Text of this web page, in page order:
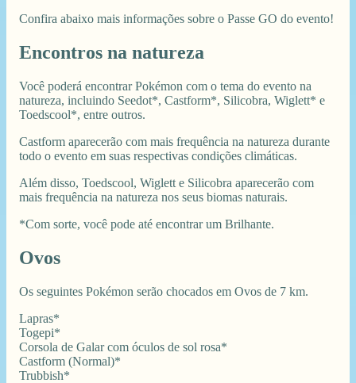
Confira abaixo mais informações sobre o Passe GO do evento!
Encontros na natureza
Você poderá encontrar Pokémon com o tema do evento na
natureza, incluindo Seedot*, Castform*, Silicobra, Wiglett* e
Toedscool*, entre outros.
Castform aparecerão com mais frequência na natureza durante
todo o evento em suas respectivas condições climáticas.
Além disso, Toedscool, Wiglett e Silicobra aparecerão com
mais frequência na natureza nos seus biomas naturais.
*Com sorte, você pode até encontrar um Brilhante.
Ovos
Os seguintes Pokémon serão chocados em Ovos de 7 km.
Lapras*
Togepi*
Corsola de Galar com óculos de sol rosa*
Castform (Normal)*
Trubbish*